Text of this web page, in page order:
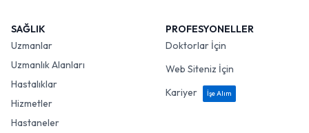
SAĞLIK
Uzmanlar
Uzmanlık Alanları
Hastalıklar
Hizmetler
Hastaneler
PROFESYONELLER
Doktorlar İçin
Web Siteniz İçin
Kariyer
İşe Alım